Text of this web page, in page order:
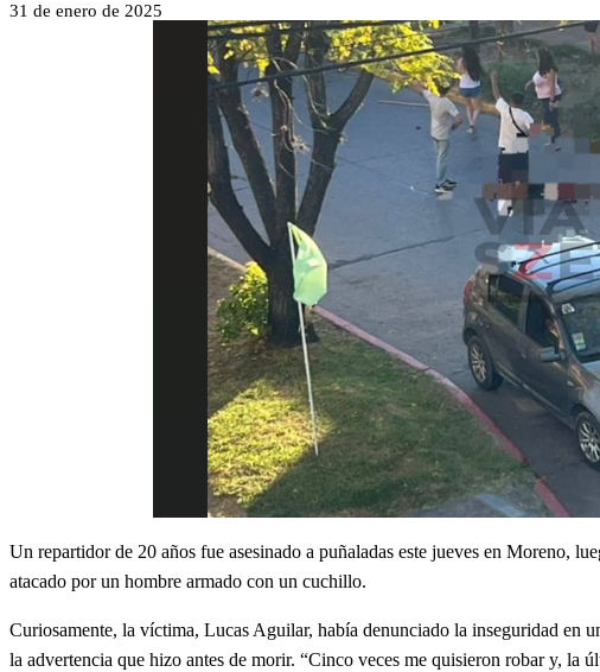
31 de enero de 2025
Un repartidor de 20 años fue asesinado a puñaladas este jueves en Moreno,
atacado por un hombre armado con un cuchillo.
Curiosamente, la víctima, Lucas Aguilar, había denunciado la inseguridad en
la advertencia que hizo antes de morir. “Cinco veces me quisieron robar y, la